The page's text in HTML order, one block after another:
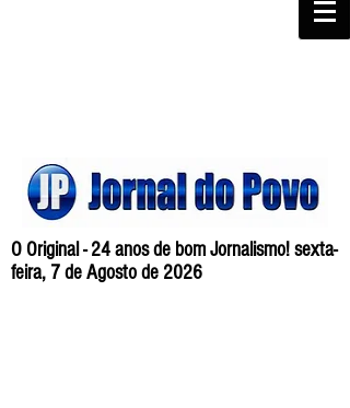
O Original - 24 anos de bom Jornalismo! sexta-
feira, 7 de Agosto de 2026